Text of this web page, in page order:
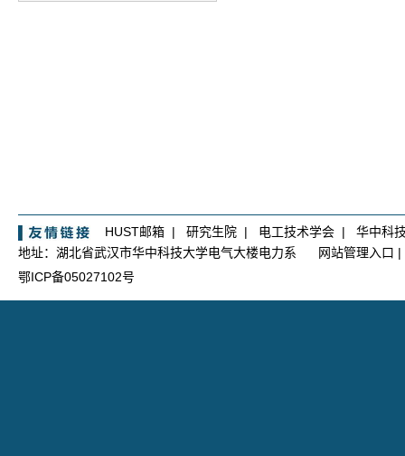
HUST邮箱 | 研究生院 | 电工技术学会 | 华中科
地址：湖北省武汉市华中科技大学电气大楼电力系
网站管理入口 |
鄂ICP备05027102号